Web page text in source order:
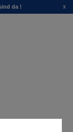
da ! x